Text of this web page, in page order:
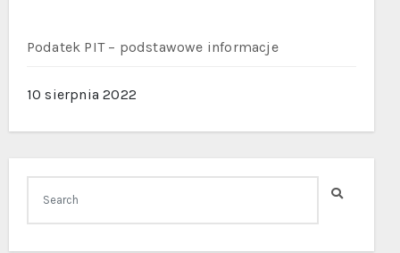
Podatek PIT – podstawowe informacje
10 sierpnia 2022